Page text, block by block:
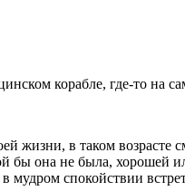
корабле, где-то на
в таком возрасте
она не была, хорошей
спокойствии